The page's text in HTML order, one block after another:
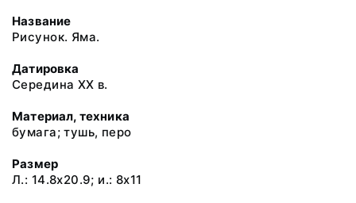
Название
Рисунок. Яма.
Датировка
Середина ХХ в.
Материал, техника
бумага; тушь, перо
Размер
Л.: 14.8x20.9; и.: 8x11